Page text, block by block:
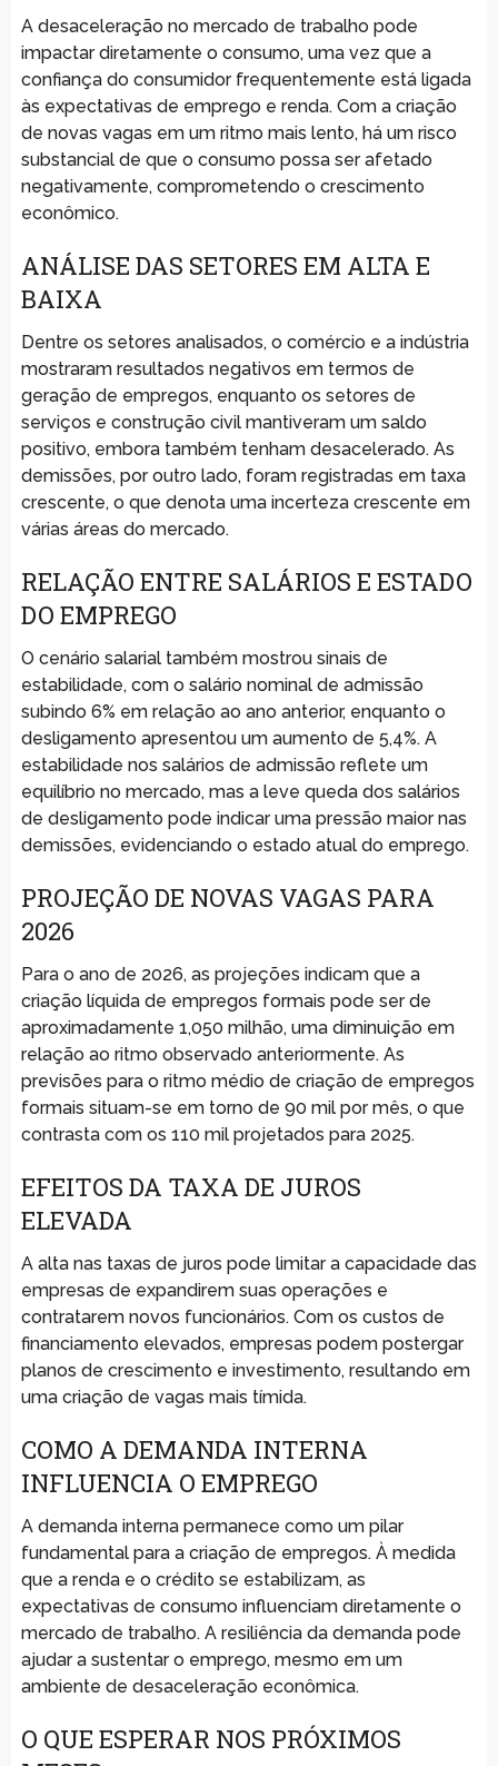
A desaceleração no mercado de trabalho pode
impactar diretamente o consumo, uma vez que a
confiança do consumidor frequentemente está ligada
às expectativas de emprego e renda. Com a criação
de novas vagas em um ritmo mais lento, há um risco
substancial de que o consumo possa ser afetado
negativamente, comprometendo o crescimento
econômico.
ANÁLISE DAS SETORES EM ALTA E
BAIXA
Dentre os setores analisados, o comércio e a indústria
mostraram resultados negativos em termos de
geração de empregos, enquanto os setores de
serviços e construção civil mantiveram um saldo
positivo, embora também tenham desacelerado. As
demissões, por outro lado, foram registradas em taxa
crescente, o que denota uma incerteza crescente em
várias áreas do mercado.
RELAÇÃO ENTRE SALÁRIOS E ESTADO
DO EMPREGO
O cenário salarial também mostrou sinais de
estabilidade, com o salário nominal de admissão
subindo 6% em relação ao ano anterior, enquanto o
desligamento apresentou um aumento de 5,4%. A
estabilidade nos salários de admissão reflete um
equilíbrio no mercado, mas a leve queda dos salários
de desligamento pode indicar uma pressão maior nas
demissões, evidenciando o estado atual do emprego.
PROJEÇÃO DE NOVAS VAGAS PARA
2026
Para o ano de 2026, as projeções indicam que a
criação líquida de empregos formais pode ser de
aproximadamente 1,050 milhão, uma diminuição em
relação ao ritmo observado anteriormente. As
previsões para o ritmo médio de criação de empregos
formais situam-se em torno de 90 mil por mês, o que
contrasta com os 110 mil projetados para 2025.
EFEITOS DA TAXA DE JUROS
ELEVADA
A alta nas taxas de juros pode limitar a capacidade das
empresas de expandirem suas operações e
contratarem novos funcionários. Com os custos de
financiamento elevados, empresas podem postergar
planos de crescimento e investimento, resultando em
uma criação de vagas mais tímida.
COMO A DEMANDA INTERNA
INFLUENCIA O EMPREGO
A demanda interna permanece como um pilar
fundamental para a criação de empregos. À medida
que a renda e o crédito se estabilizam, as
expectativas de consumo influenciam diretamente o
mercado de trabalho. A resiliência da demanda pode
ajudar a sustentar o emprego, mesmo em um
ambiente de desaceleração econômica.
O QUE ESPERAR NOS PRÓXIMOS